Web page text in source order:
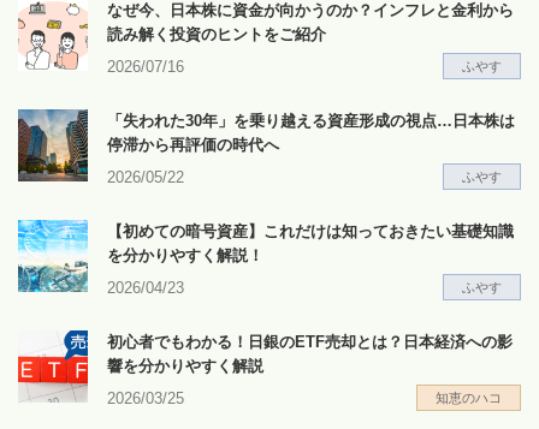
なぜ今、日本株に資金が向かうのか？インフレと金利から
読み解く投資のヒントをご紹介
2026/07/16
ふやす
「失われた30年」を乗り越える資産形成の視点…日本株は
停滞から再評価の時代へ
2026/05/22
ふやす
【初めての暗号資産】これだけは知っておきたい基礎知識
を分かりやすく解説！
2026/04/23
ふやす
初心者でもわかる！日銀のETF売却とは？日本経済への影
響を分かりやすく解説
2026/03/25
知恵のハコ